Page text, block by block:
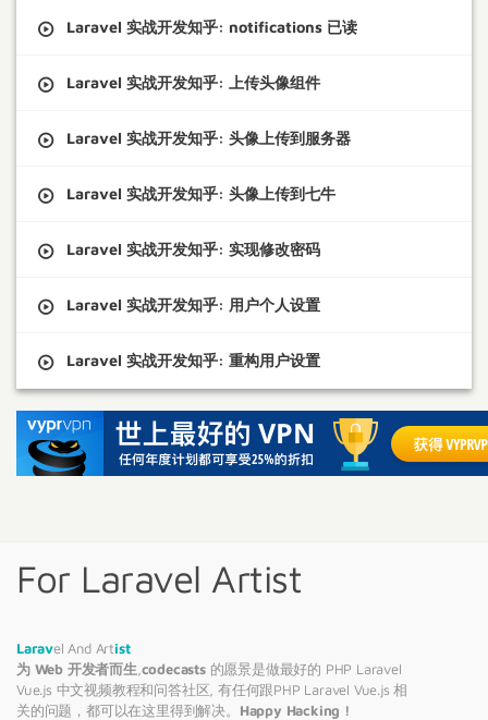
Laravel 实战开发知乎: notifications 已读
Laravel 实战开发知乎: 上传头像组件
Laravel 实战开发知乎: 头像上传到服务器
Laravel 实战开发知乎: 头像上传到七牛
Laravel 实战开发知乎: 实现修改密码
Laravel 实战开发知乎: 用户个人设置
Laravel 实战开发知乎: 重构用户设置
For Laravel Artist
Laravel And Artist
为 Web 开发者而生 codecasts的愿景是做最好的 PHP Laravel
Vue.js 中文视频教程和问答社区, 有任何跟PHP Laravel Vue.js 相
关的问题，都可以在这里得到解决。 Happy Hacking !